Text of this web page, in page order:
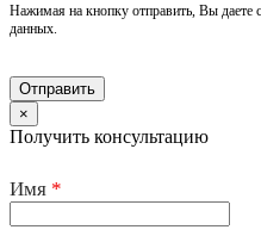
Нажимая на кнопку отправить, Вы даете
данных.
×
Получить консультацию
Имя *